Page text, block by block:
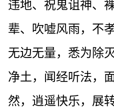
违地、祝鬼诅神、
辈、吹嘘风雨，不
无边无量，悉为除
净土，闻经听法，
然，逍遥快乐，展